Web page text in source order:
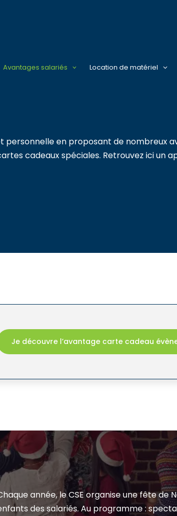
Avantages salariés
Location de matériel
personnelle en proposant de nombreux
cadeaux spéciales. Retrouvez ici un
Je découvre l’avantage carte cadeau
année, le CSE organise une fête de
des salariés. Au programme :